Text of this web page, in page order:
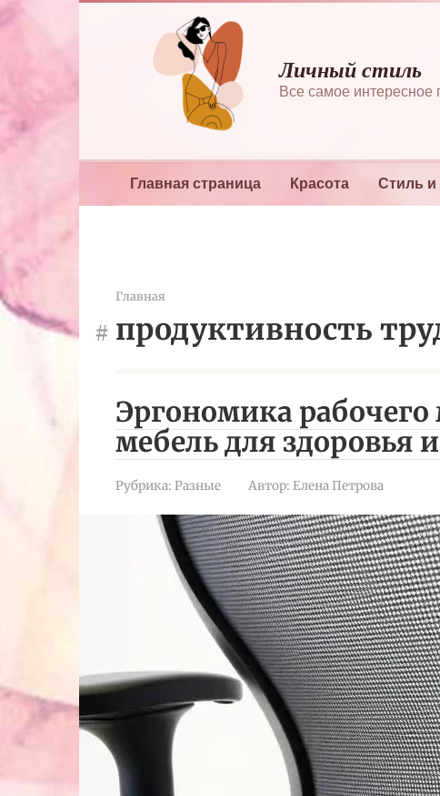
Перейти
к
Личный стиль
Все самое интересное
Главная страница Красота Стиль и
Главная
продуктивность
Эргономика рабочего
мебель для здоровья
Рубрика: Разные Автор: Елена Петрова